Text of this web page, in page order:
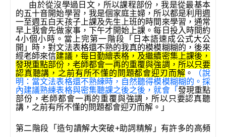
由於從沒學過日文，所以課程部份，我是從最基本
的五十音開始學習，我是個家庭主婦，所以都是利用週
一至週五白天孩子上課及先生上班的時間來學習，通常
早上我會先做家事，下午才開始上課。每日投入時間約
4小個小時。當上完第一階段「日本語速成公式大公
開」時，對文法表格還不熟的我真的模模糊糊的，後來
經老師來信建議，每日勤繪表格，及繼續密集上課後，
發現重點部份，老師都會一再的重覆與強調，所以只要
認真聽講，之前有所不懂的問題都會迎刃而解 。
（說
明： 當文法表格還不熟練時，自然聽得模模糊糊的。採
內建議熟練表格與密集聽課之後之後，就會「 發現重點
部份，老師都會一再的重覆與強調，所以只要認真聽
講，之前有所不懂的問題都會迎刃而解。」
第二階段「造句讀解大突破+助詞精解」有許多的高頻